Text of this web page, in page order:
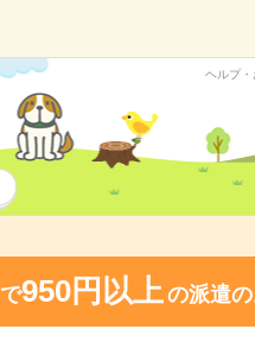
ヘルプ・
で950円以上の派遣